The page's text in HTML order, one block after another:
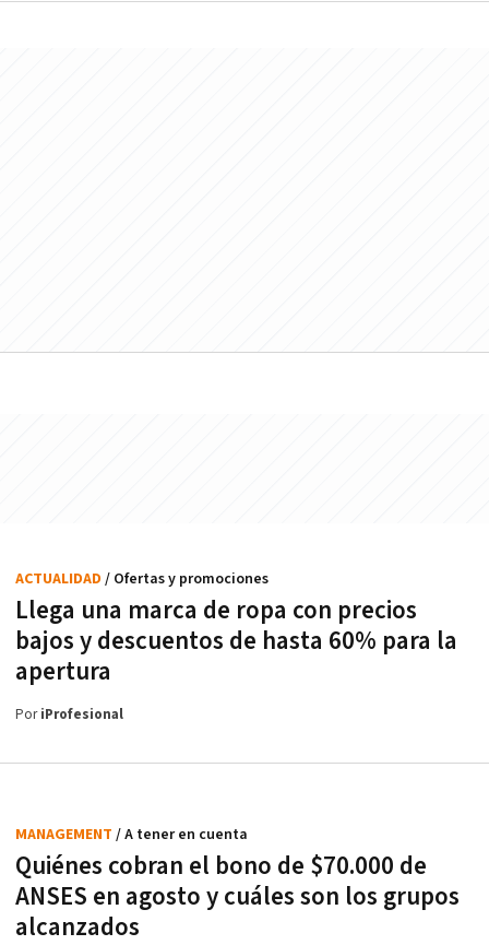
Llega una marca de ropa con precios
bajos y descuentos de hasta 60% para la
apertura
ACTUALIDAD / Ofertas y promociones
PoriProfesional
Quiénes cobran el bono de $70.000 de
ANSES en agosto y cuáles son los grupos
alcanzados
MANAGEMENT / A tener en cuenta